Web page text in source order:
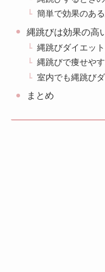
簡単で効果のあ
縄跳びは効果の高
縄跳びダイエッ
縄跳びで痩せや
室内でも縄跳び
まとめ